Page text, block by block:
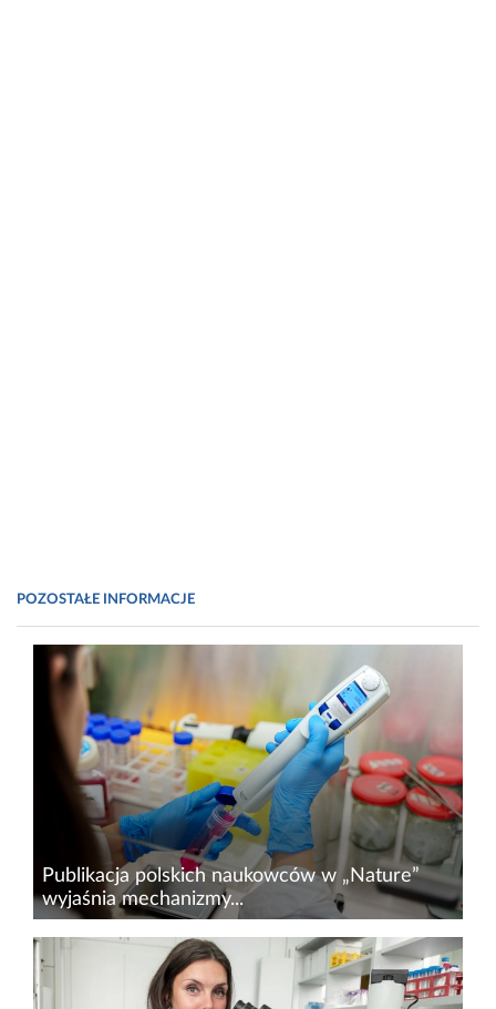
POZOSTAŁE INFORMACJE
Publikacja polskich naukowców w „Nature”
wyjaśnia mechanizmy...
Badacze ze stołecznych instytucji naukowych
opisali nowy mechanizm zwiększający
skuteczność terapii mRNA. Wyniki badań